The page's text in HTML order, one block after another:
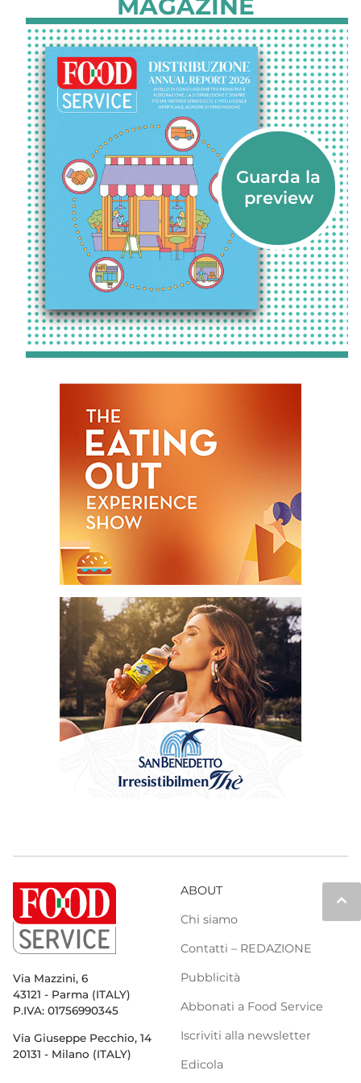
MAGAZINE
keyboard_arrow_up
Via Mazzini, 6
43121 - Parma (ITALY)
P.IVA: 01756990345
Via Giuseppe Pecchio, 14
20131 - Milano (ITALY)
ABOUT
Chi siamo
Contatti – REDAZIONE
Pubblicità
Abbonati a Food Service
Iscriviti alla newsletter
Edicola